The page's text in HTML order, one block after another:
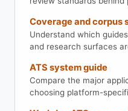
Coverage and corpus
Understand which
and research surfaces
ATS system guide
Compare the major
choosing platform-